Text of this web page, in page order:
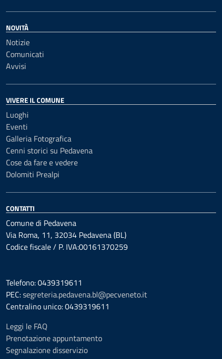
NOVITÀ
Notizie
Comunicati
Avvisi
VIVERE IL COMUNE
Luoghi
Eventi
Galleria Fotografica
Cenni storici su Pedavena
Cose da fare e vedere
Dolomiti Prealpi
CONTATTI
Comune di Pedavena
Via Roma, 11, 32034 Pedavena (BL)
Codice fiscale / P. IVA:00161370259
Telefono: 0439319611
PEC:segreteria.pedavena.bl@pecveneto.it
Centralino unico: 0439319611
Leggi le FAQ
Prenotazione appuntamento
Segnalazione disservizio